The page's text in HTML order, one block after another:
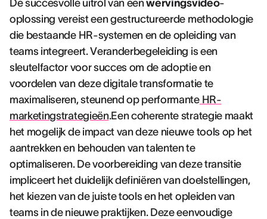
De succesvolle uitrol van eenwervingsvideo-
oplossing vereist een gestructureerde methodologie
die bestaande HR-systemen en de opleiding van
teams integreert. Veranderbegeleiding is een
sleutelfactor voor succes om de adoptie en
voordelen van deze digitale transformatie te
maximaliseren, steunend op performanteHR-
marketingstrategieën.Een coherente strategie maakt
het mogelijk de impact van deze nieuwe tools op het
aantrekken en behouden van talenten te
optimaliseren. De voorbereiding van deze transitie
impliceert het duidelijk definiëren van doelstellingen,
het kiezen van de juiste tools en het opleiden van
teams in de nieuwe praktijken. Deze eenvoudige